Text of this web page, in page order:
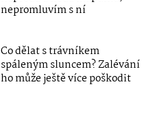
nepromluvím s ní
Co dělat s trávníkem
spáleným sluncem? Zalévání
ho může ještě více poškodit